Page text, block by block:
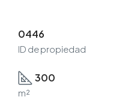
0446
ID de propiedad
300
m²